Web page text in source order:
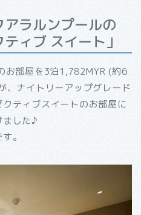
ラルンプールの
ィブ スイート」
お部屋を3泊1,782MYR (約6
、ナイトリーアップグレード
ティブスイートのお部屋に
ました♪
。